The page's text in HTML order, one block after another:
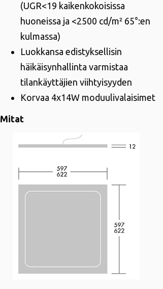
(UGR<19 kaikenkokoisissa
huoneissa ja <2500 cd/m² 65°:en
kulmassa)
Luokkansa edistyksellisin
häikäisynhallinta varmistaa
tilankäyttäjien viihtyisyyden
Korvaa 4x14W moduulivalaisimet
Mitat